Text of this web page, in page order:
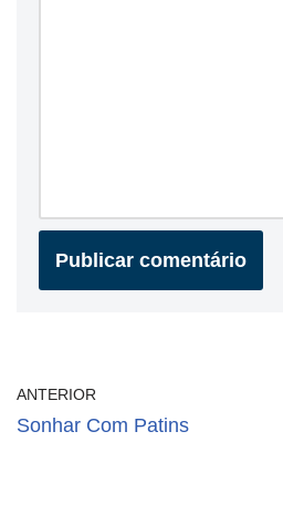
ANTERIOR
Sonhar Com Patins